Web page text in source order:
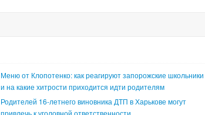
Меню от Клопотенко: как реагируют запорожские школьники
и на какие хитрости приходится идти родителям
Родителей 16-летнего виновника ДТП в Харькове могут
привлечь к уголовной ответственности